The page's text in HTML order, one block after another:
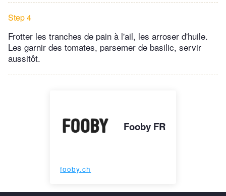
Step 4
Frotter les tranches de pain à l'ail, les arroser d'huile.
Les garnir des tomates, parsemer de basilic, servir
aussitôt.
Fooby FR
fooby.ch